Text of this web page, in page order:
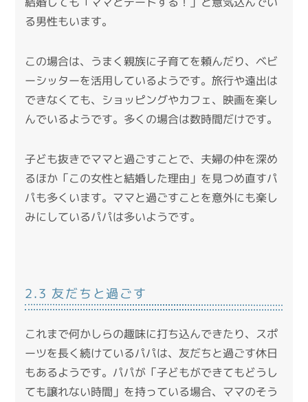
る男性もいます。
この場合は、うまく親族に子育てを頼んだり、ベビ
ーシッターを活用しているようです。旅行や遠出は
できなくても、ショッピングやカフェ、映画を楽し
んでいるようです。多くの場合は数時間だけです。
子ども抜きでママと過ごすことで、夫婦の仲を深め
るほか「この女性と結婚した理由」を見つめ直すパ
パも多くいます。ママと過ごすことを意外にも楽し
みにしているパパは多いようです。
2.3 友だちと過ごす
これまで何かしらの趣味に打ち込んできたり、スポ
ーツを長く続けているパパは、友だちと過ごす休日
もあるようです。パパが「子どもができてもどうし
ても譲れない時間」を持っている場合、ママのそう